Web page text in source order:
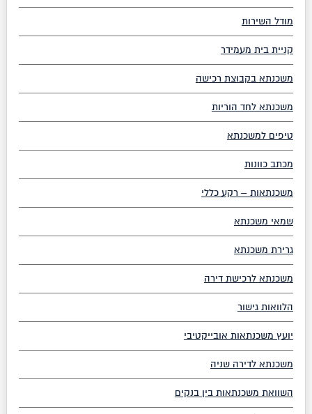
מודל השירות
קניית בית מעמידר
משכנתא בקבוצת רכישה
משכנתא לחד הוריות
טיפים למשכנתא
מכתב כוונות
משכנתאות – רקע כללי
שמאי משכנתא
גרירת משכנתא
משכנתא לרכישת דירה
הלוואות גישור
יועץ משכנתאות אובייקטיבי
משכנתא לדירה שניה
השוואת משכנתאות בין בנקים